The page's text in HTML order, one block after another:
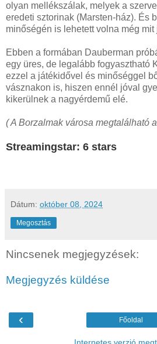
olyan mellékszálak, melyek a
eredeti sztorinak (Marsten-ház). És
minőségén is lehetett volna még mit
Ebben a formában Dauberman
egy üres, de legalább fogyasztható
ezzel a játékidővel és minőséggel
vásznakon is, hiszen ennél jóval
kikerülnek a nagyérdemű elé.
( A Borzalmak városa megtalálható
Streamingstar: 6 stars
Dátum: október 08, 2024
Megosztás
Nincsenek megjegyzések:
Megjegyzés küldése
‹ Főoldal